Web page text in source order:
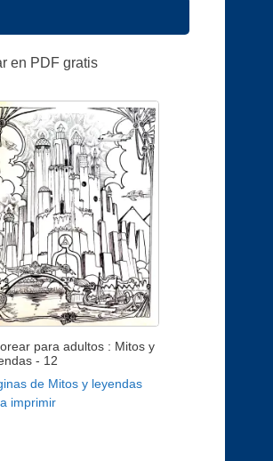
en PDF gratis
para adultos : Mitos y
- 12
de Mitos y leyendas
imprimir